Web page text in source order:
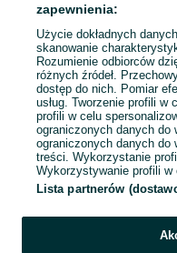
Mapa ministron
Popularne wyszukiwania
zapewnienia:
Użycie dokładnych
skanowanie
Rozumienie odbiorców
różnych źródeł.
dostęp do nich. Pomiar
usług. Tworzenie profili w
profili w celu
ograniczonych danych do
ograniczonych danych do
treści. Wykorzystanie
Wykorzystywanie profili w
Lista partnerów